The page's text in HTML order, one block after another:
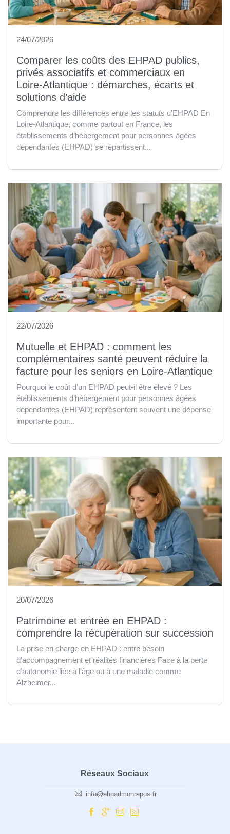
24/07/2026
Comparer les coûts des EHPAD publics,
privés associatifs et commerciaux en
Loire-Atlantique : démarches, écarts et
solutions d’aide
Comprendre les différences entre les statuts d’EHPAD En
Loire-Atlantique, comme partout en France, les
établissements d’hébergement pour personnes âgées
dépendantes (EHPAD) se répartissent...
22/07/2026
Mutuelle et EHPAD : comment les
complémentaires santé peuvent réduire la
facture pour les seniors en Loire-Atlantique
Pourquoi le coût d’un EHPAD peut-il être élevé ? Les
établissements d’hébergement pour personnes âgées
dépendantes (EHPAD) représentent souvent une dépense
importante pour...
20/07/2026
Patrimoine et entrée en EHPAD :
comprendre la récupération sur succession
La prise en charge en EHPAD : entre besoin
d’accompagnement et réalités financières Face à la perte
d’autonomie liée à l’âge ou à une maladie comme
Alzheimer...
Réseaux Sociaux
info@ehpadmonrepos.fr